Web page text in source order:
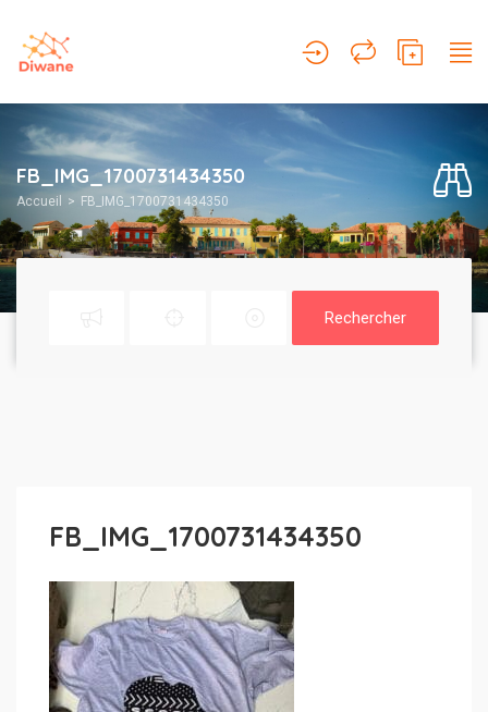
FB_IMG_1700731434350
Accueil FB_IMG_1700731434350
Rechercher
FB_IMG_1700731434350